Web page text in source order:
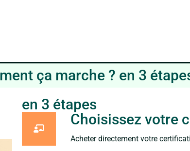
ça marche ? en 3
en 3 étapes
Choisissez votre
Acheter directement votre